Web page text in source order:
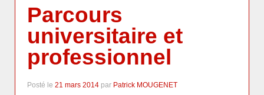
Parcours
universitaire et
professionnel
Posté le 21 mars 2014 par Patrick MOUGENET